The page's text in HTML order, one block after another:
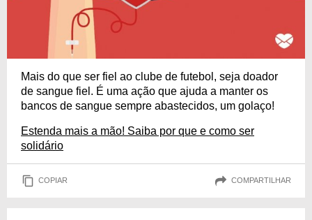
Mais do que ser fiel ao clube de futebol, seja doador
de sangue fiel. É uma ação que ajuda a manter os
bancos de sangue sempre abastecidos, um golaço!
Estenda mais a mão! Saiba por que e como ser
solidário
COPIAR COMPARTILHAR